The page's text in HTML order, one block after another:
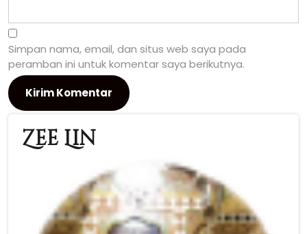
Simpan nama, email, dan situs web saya pada
peramban ini untuk komentar saya berikutnya.
Zee Lin